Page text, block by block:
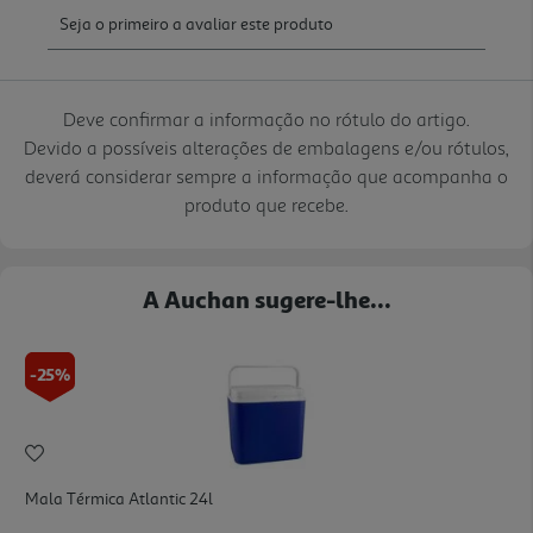
Deve confirmar a informação no rótulo do artigo.
Devido a possíveis alterações de embalagens e/ou rótulos,
deverá considerar sempre a informação que acompanha o
produto que recebe.
A Auchan sugere-lhe...
-25%
Mala Térmica Atlantic 24l